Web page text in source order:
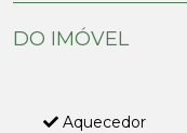
DO IMÓVEL
Aquecedor